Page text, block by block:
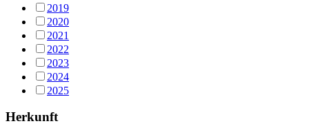
2019
2020
2021
2022
2023
2024
2025
Herkunft